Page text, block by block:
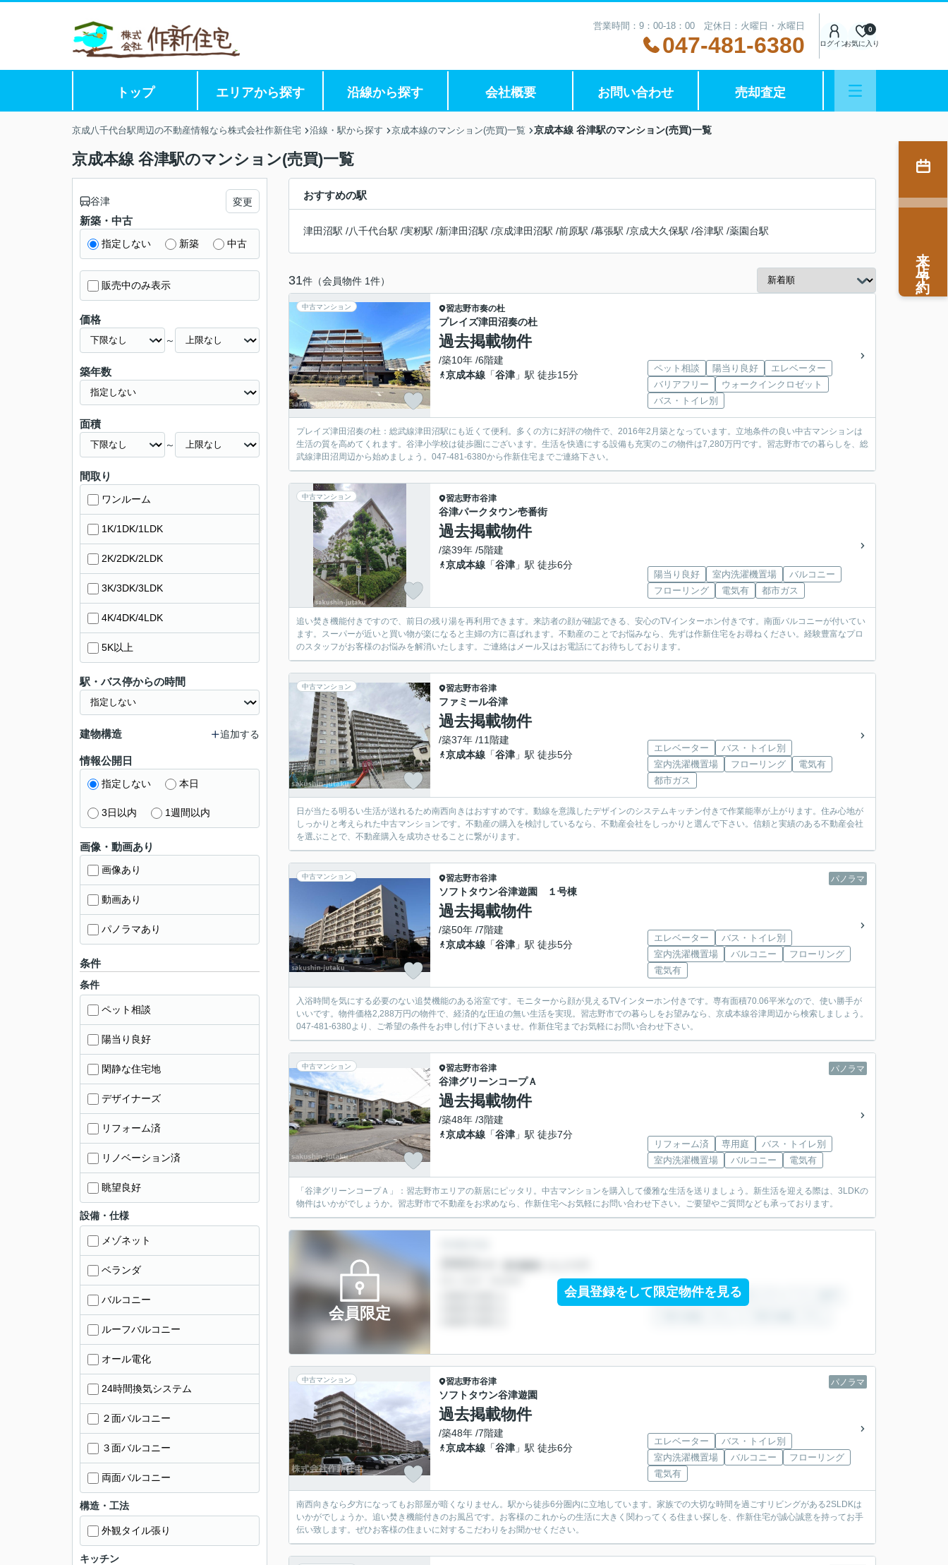
営業時間：9：00-18：00 定休日：火曜日・水曜日
047-481-6380 ログインお気に入り
0
トップ エリアから探す 沿線から探す 会社概要 お問い合わせ 売却査定
京成八千代台駅周辺の不動産情報なら株式会社作新住宅 沿線・駅から探す 京成本線のマンション(売買)一覧 京成本線 谷津駅のマンション(売買)一覧
京成本線 谷津駅のマンション(売買)一覧
おすすめの駅
津田沼駅 /八千代台駅 /実籾駅 /新津田沼駅 /京成津田沼駅 /前原駅 /幕張駅 /京成大久保駅 /谷津駅 /薬園台駅
31件（会員物件 1件）
中古マンション 習志野市奏の杜
プレイズ津田沼奏の杜
過去掲載物件
/築10年 /6階建
京成本線 「谷津 」駅 徒歩15分
ペット相談 陽当り良好
エレベーター
バリアフリー
ウォークインクロゼット
バス・トイレ別
プレイズ津田沼奏の杜：総武線津田沼駅にも近くて便利。多くの方に好評の物件で、2016年2月築となっています。立地条件の良い中古マンションは
生活の質を高めてくれます。谷津小学校は徒歩圏にございます。生活を快適にする設備も充実のこの物件は7,280万円です。習志野市での暮らしを、総
武線津田沼周辺から始めましょう。047-481-6380から作新住宅までご連絡下さい。
中古マンション 習志野市谷津
谷津パークタウン壱番街
過去掲載物件
/築39年 /5階建
京成本線 「谷津 」駅 徒歩6分
陽当り良好 室内洗濯機置場
バルコニー
フローリング
電気有 都市ガス
追い焚き機能付きですので、前日の残り湯を再利用できます。来訪者の顔が確認できる、安心のTVインターホン付きです。南面バルコニーが付いてい
ます。スーパーが近いと買い物が楽になると主婦の方に喜ばれます。不動産のことでお悩みなら、先ずは作新住宅をお尋ねください。経験豊富なプロ
のスタッフがお客様のお悩みを解消いたします。ご連絡はメール又はお電話にてお待ちしております。
中古マンション 習志野市谷津
ファミール谷津
過去掲載物件
/築37年 /11階建
京成本線 「谷津 」駅 徒歩5分
エレベーター
バス・トイレ別
室内洗濯機置場
フローリング
電気有
都市ガス
日が当たる明るい生活が送れるため南西向きはおすすめです。動線を意識したデザインのシステムキッチン付きで作業能率が上がります。住み心地が
しっかりと考えられた中古マンションです。不動産の購入を検討しているなら、不動産会社をしっかりと選んで下さい。信頼と実績のある不動産会社
を選ぶことで、不動産購入を成功させることに繋がります。
中古マンション パノラマ
習志野市谷津
ソフトタウン谷津遊園 １号棟
過去掲載物件
/築50年 /7階建
京成本線 「谷津 」駅 徒歩5分
エレベーター
バス・トイレ別
室内洗濯機置場
バルコニー
フローリング
電気有
入浴時間を気にする必要のない追焚機能のある浴室です。モニターから顔が見えるTVインターホン付きです。専有面積70.06平米なので、使い勝手が
いいです。物件価格2,288万円の物件で、経済的な圧迫の無い生活を実現。習志野市での暮らしをお望みなら、京成本線谷津周辺から検索しましょう。
047-481-6380より、ご希望の条件をお申し付け下さいませ。作新住宅までお気軽にお問い合わせ下さい。
中古マンション パノラマ
習志野市谷津
谷津グリーンコープＡ
過去掲載物件
/築48年 /3階建
京成本線 「谷津 」駅 徒歩7分
リフォーム済 専用庭
バス・トイレ別
室内洗濯機置場
バルコニー 電気有
「谷津グリーンコープＡ」：習志野市エリアの新居にピッタリ。中古マンションを購入して優雅な生活を送りましょう。新生活を迎える際は、3LDKの
物件はいかがでしょうか。習志野市で不動産をお求めなら、作新住宅へお気軽にお問い合わせ下さい。ご要望やご質問なども承っております。
会員限定
会員登録をして限定物件を見る
中古マンション パノラマ
習志野市谷津
ソフトタウン谷津遊園
過去掲載物件
/築48年 /7階建
京成本線 「谷津 」駅 徒歩6分
エレベーター
バス・トイレ別
室内洗濯機置場
バルコニー
フローリング
電気有
南西向きなら夕方になってもお部屋が暗くなりません。駅から徒歩6分圏内に立地しています。家族での大切な時間を過ごすリビングがある2SLDKは
いかがでしょうか。追い焚き機能付きのお風呂です。お客様のこれからの生活に大きく関わってくる住まい探しを、作新住宅が誠心誠意を持ってお手
伝い致します。ぜひお客様の住まいに対するこだわりをお聞かせください。
谷津 変更
新築・中古
指定しない 新築 中古
販売中のみ表示
価格
～
築年数
面積
～
間取り
ワンルーム
1K/1DK/1LDK
2K/2DK/2LDK
3K/3DK/3LDK
4K/4DK/4LDK
5K以上
駅・バス停からの時間
建物構造 追加する
情報公開日
指定しない 本日
3日以内 1週間以内
画像・動画あり
画像あり
動画あり
パノラマあり
条件
条件
ペット相談
陽当り良好
閑静な住宅地
デザイナーズ
リフォーム済
リノベーション済
眺望良好
設備・仕様
メゾネット
ベランダ
バルコニー
ルーフバルコニー
オール電化
24時間換気システム
２面バルコニー
３面バルコニー
両面バルコニー
構造・工法
外観タイル張り
キッチン
来店予約